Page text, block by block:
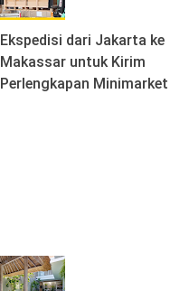
Ekspedisi dari Jakarta ke
Makassar untuk Kirim
Perlengkapan Minimarket